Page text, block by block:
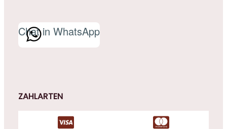
Chat in WhatsApp
ZAHLARTEN